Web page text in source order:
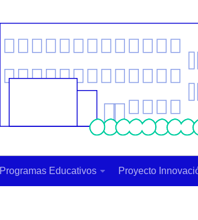
Programas Educativos Proyecto